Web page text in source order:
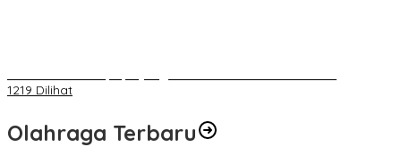
1219 Dilihat
Olahraga Terbaru